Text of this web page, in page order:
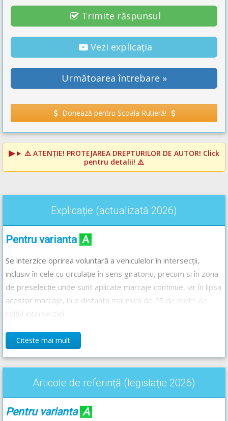
Trimite răspunsul
Vezi explicația
Următoarea întrebare »
Donează pentru Școala Rutieră!
⚠️ ATENȚIE! PROTEJAREA DREPTURILOR DE AUTOR! Click
pentru detalii! ⚠️
Explicație (actualizată 2026)
Pentru variantaA
Se interzice oprirea voluntară a vehiculelor în intersecții,
inclusiv în cele cu circulație în sens giratoriu, precum si în zona
de preselecție unde sunt aplicate marcaje continue, iar în lipsa
acestor marcaje, la o distanta mai mica de 25 de metri de
Pentru variantaB
Legislația rutieră nu prevede că pe drumurile cu prioritate se
interzice oprirea voluntară a vehiculelor.
Pentru variantaC
Citeste mai mult
Articole de referință (legislație 2026)
Pentru variantaA